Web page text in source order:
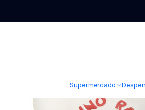
Supermercado